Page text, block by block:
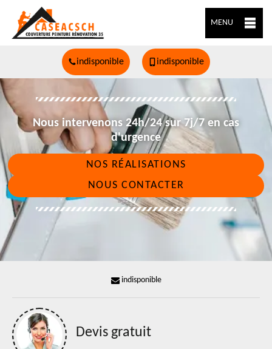
MENU
indisponible indisponible
Nous intervenons 24h/24 sur 7j/7 en cas
d'urgence
NOS RÉALISATIONS
NOUS CONTACTER
indisponible
Devis gratuit